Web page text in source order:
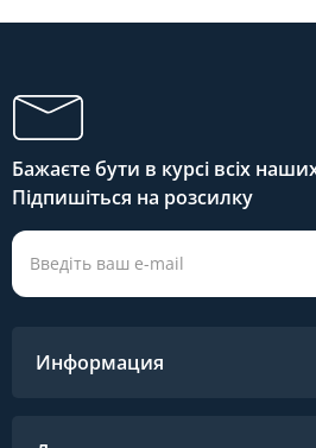
Бажаєте бути в курсі всіх
Підпишіться на розсилку
Информация